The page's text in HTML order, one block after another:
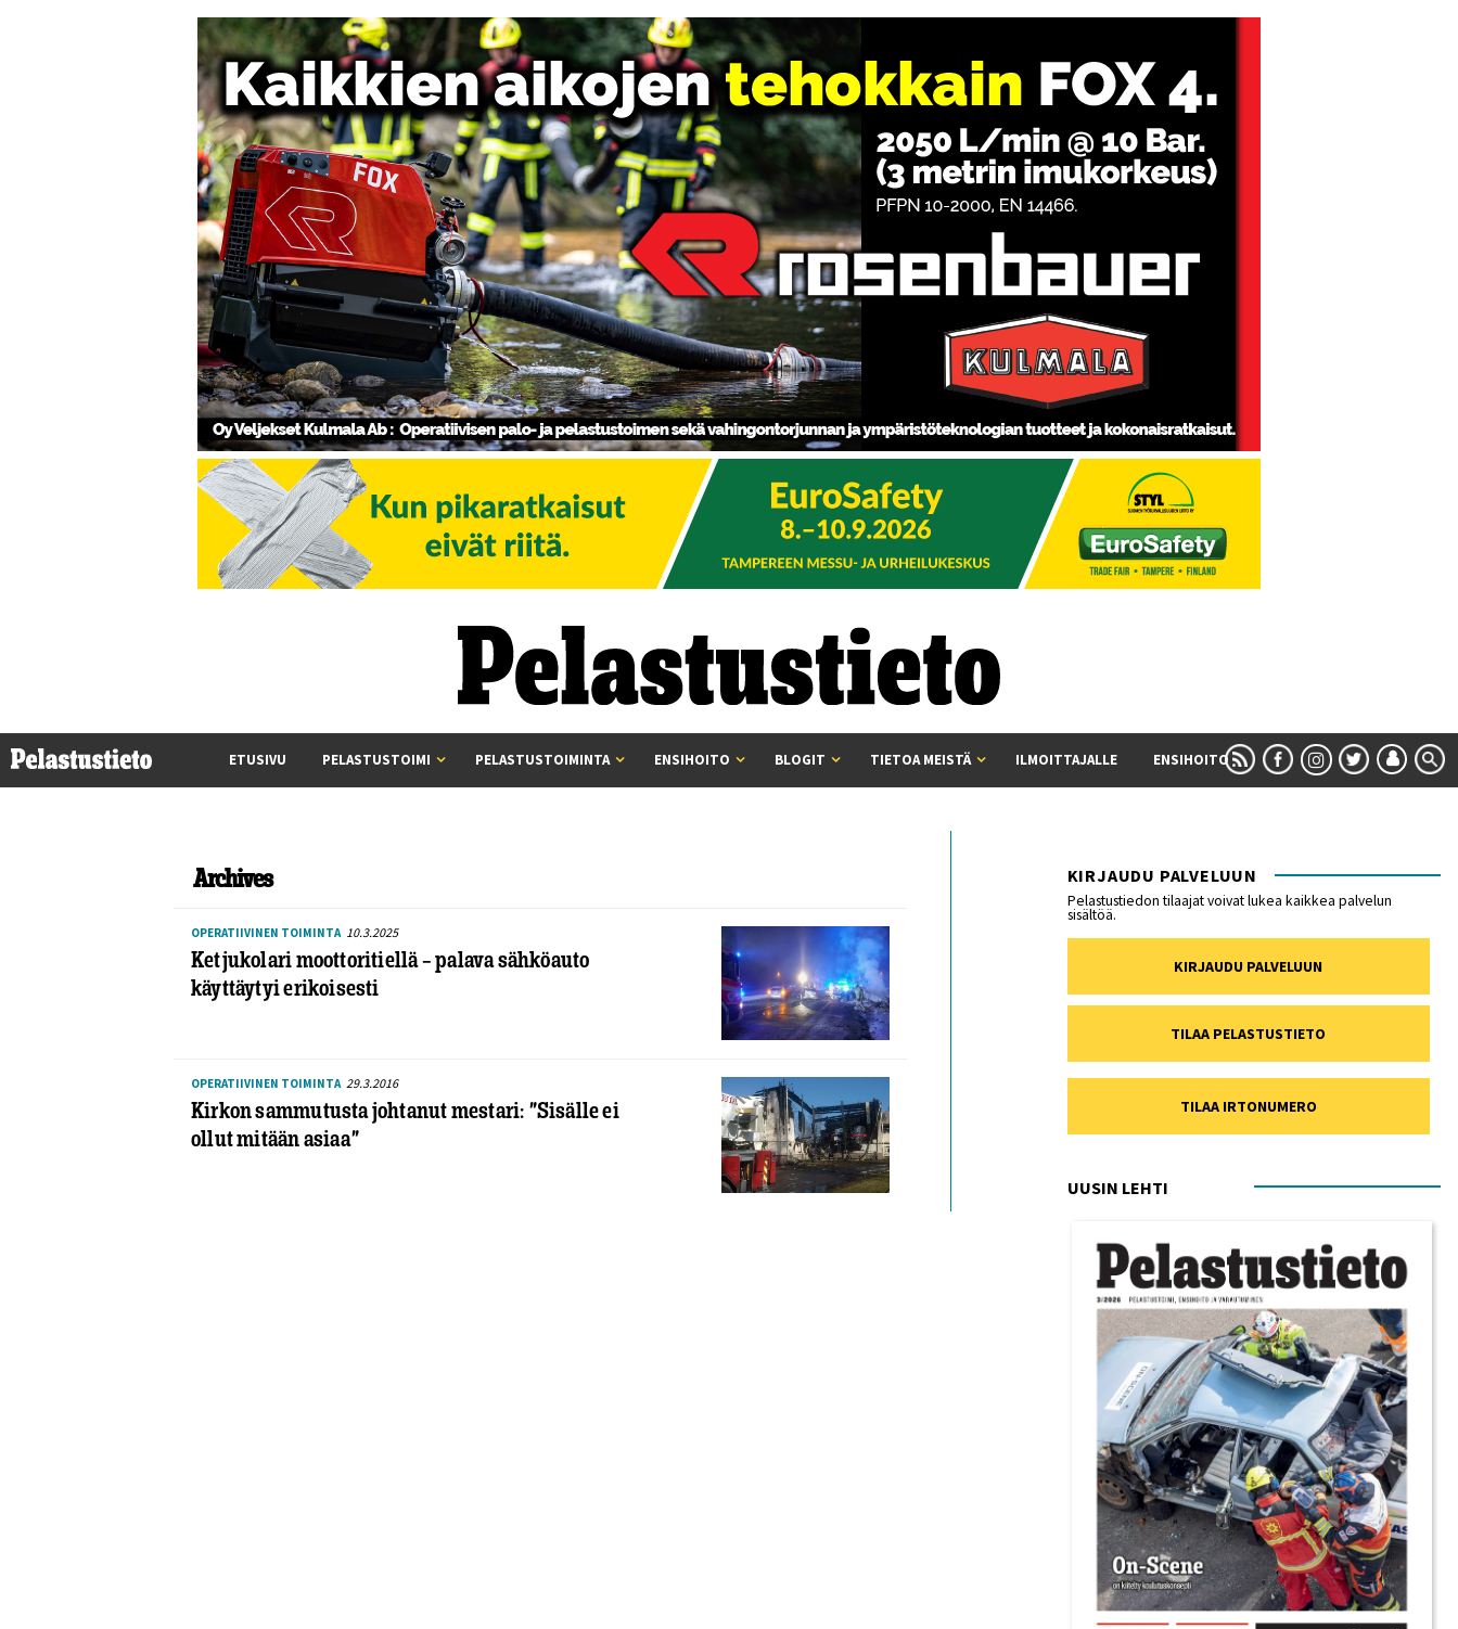
ETUSIVU PELASTUSTOIMI PELASTUSTOIMINTA ENSIHOITO BLOGIT TIETOA MEISTÄ ILMOITTAJALLE ENSIHOITO
Archives
OPERATIIVINEN TOIMINTA 10.3.2025
Ketjukolari moottoritiellä – palava sähköauto
käyttäytyi erikoisesti
OPERATIIVINEN TOIMINTA 29.3.2016
Kirkon sammutusta johtanut mestari: ”Sisälle ei
ollut mitään asiaa”
KIRJAUDU PALVELUUN
Pelastustiedon tilaajat voivat lukea kaikkea palvelun
sisältöä.
KIRJAUDU PALVELUUN
TILAA PELASTUSTIETO
TILAA IRTONUMERO
UUSIN LEHTI